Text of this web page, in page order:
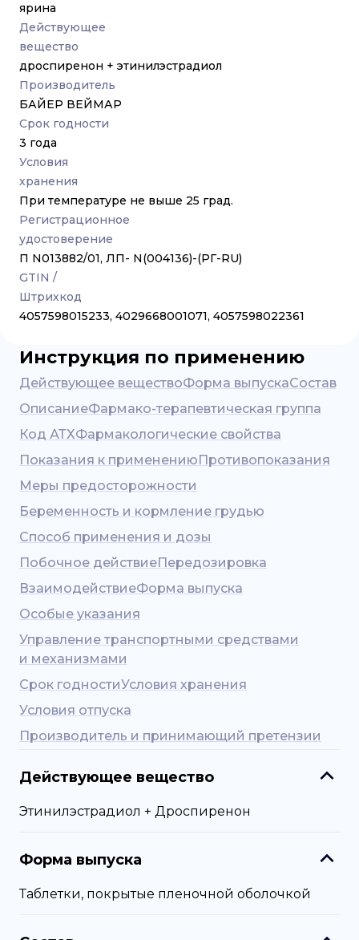
ярина
Действующее
вещество
дроспиренон + этинилэстрадиол
Производитель
БАЙЕР ВЕЙМАР
Срок годности
3 года
Условия
хранения
При температуре не выше 25 град.
Регистрационное
удостоверение
П N013882/01, ЛП- N(004136)-(РГ-RU)
GTIN /
Штрихкод
4057598015233, 4029668001071, 4057598022361
Инструкция по применению
Действующее веществоФорма выпускаСостав
ОписаниеФармако-терапевтическая группа
Код АТХФармакологические свойства
Показания к применениюПротивопоказания
Меры предосторожности
Беременность и кормление грудью
Способ применения и дозы
Побочное действиеПередозировка
ВзаимодействиеФорма выпуска
Особые указания
Управление транспортными средствами
и механизмами
Срок годностиУсловия хранения
Условия отпуска
Производитель и принимающий претензии
Действующее вещество
Этинилэстрадиол + Дроспиренон
Форма выпуска
Таблетки, покрытые пленочной оболочкой